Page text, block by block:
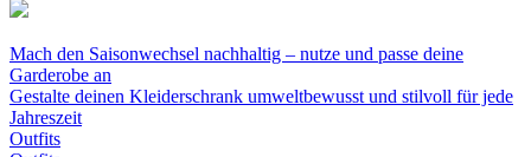
Mach den Saisonwechsel nachhaltig – nutze und passe deine
Garderobe an
Gestalte deinen Kleiderschrank umweltbewusst und stilvoll für jede
Jahreszeit
Outfits